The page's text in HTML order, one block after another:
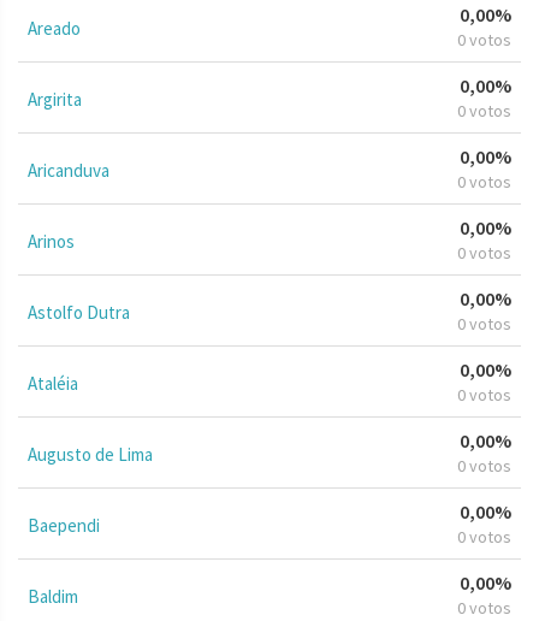
Areado
0,00%
0 votos
Argirita
0,00%
0 votos
Aricanduva
0,00%
0 votos
Arinos
0,00%
0 votos
Astolfo Dutra
0,00%
0 votos
Ataléia
0,00%
0 votos
Augusto de Lima
0,00%
0 votos
Baependi
0,00%
0 votos
Baldim
0,00%
0 votos